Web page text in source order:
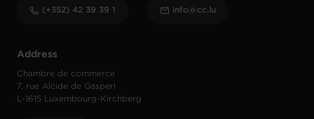
Address
Chambre de commerce
7, rue Alcide de Gasperi
L-1615 Luxembourg-Kirchberg
(+352) 42 39 39 1 info@cc.lu